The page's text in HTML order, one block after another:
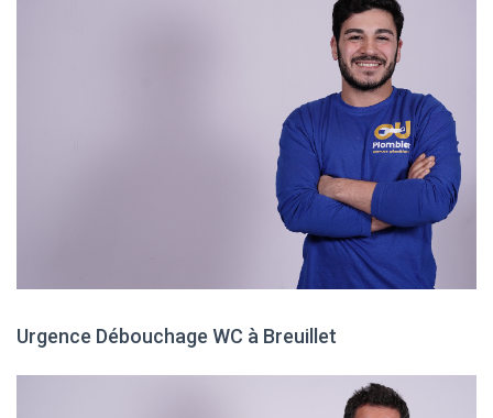
Urgence Débouchage WC à Breuillet